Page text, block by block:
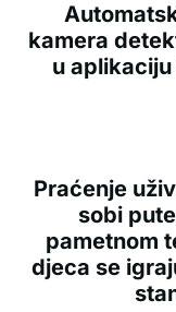
kamera
u
Praćenje
sobi
pametnom
djeca se